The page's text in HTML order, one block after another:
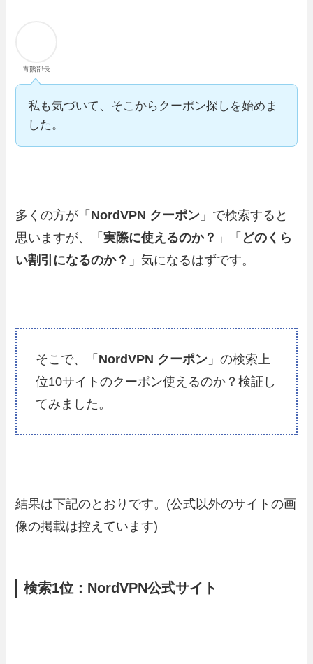
青熊部長
私も気づいて、そこからクーポン探しを始めま
した。
多くの方が「 NordVPN クーポン 」で検索すると
思いますが、「実際に使えるのか？ 」「 どのくら
い割引になるのか？ 」気になるはずです。
そこで、「 NordVPN クーポン 」の検索上
位10サイトのクーポン使えるのか？検証し
てみました。
結果は下記のとおりです。(公式以外のサイトの画
像の掲載は控えています)
検索1位：NordVPN公式サイト